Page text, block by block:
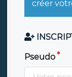
créer
Pseudo